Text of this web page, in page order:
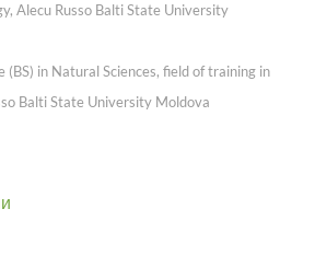
Alecu Russo Balti State University
(BS) in Natural Sciences, field of training in
Balti State University Moldova